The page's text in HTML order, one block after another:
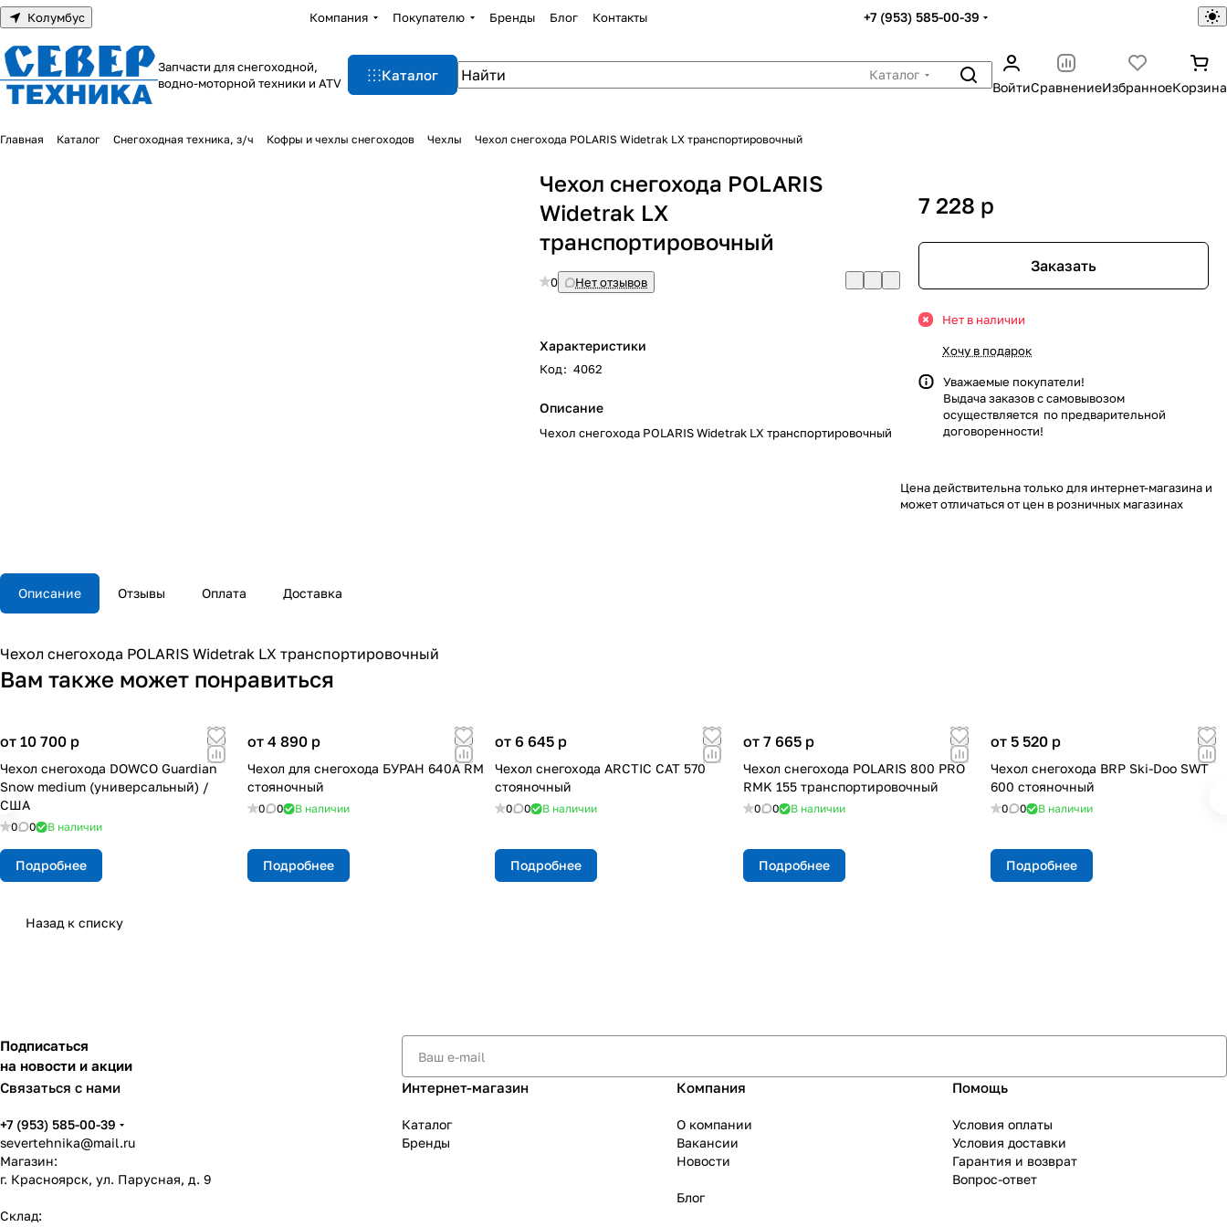
Колумбус Компания Покупателю Бренды Блог Контакты +7 (953) 585-00-39
Запчасти для снегоходной,
водно-моторной техники и ATV
Каталог
Каталог
ВойтиСравнениеИзбранноеКорзина
Главная Каталог Снегоходная техника, з/ч Кофры и чехлы снегоходов Чехлы Чехол снегохода POLARIS Widetrak LX транспортировочный
Чехол снегохода POLARIS
Widetrak LX
транспортировочный
0 Нет отзывов
Характеристики
Код: 4062
Описание
Чехол снегохода POLARIS Widetrak LX транспортировочный
7 228 p
Заказать
Нет в наличии
Хочу в подарок
Уважаемые покупатели!
Выдача заказов с самовывозом
осуществляется по предварительной
договоренности!
Цена действительна только для интернет-магазина и
может отличаться от цен в розничных магазинах
Описание Отзывы Оплата Доставка
Чехол снегохода POLARIS Widetrak LX транспортировочный
Вам также может понравиться
от 10 700 p
Чехол снегохода DOWCO Guardian
Snow medium (универсальный) /
США
0 0 В наличии
Подробнее
от 4 890 p
Чехол для снегохода БУРАН 640А RM
стояночный
0 0 В наличии
Подробнее
от 6 645 p
Чехол снегохода ARCTIC CAT 570
стояночный
0 0 В наличии
Подробнее
от 7 665 p
Чехол снегохода POLARIS 800 PRO
RMK 155 транспортировочный
0 0 В наличии
Подробнее
от 5 520 p
Чехол снегохода BRP Ski-Doo SWT
600 стояночный
0 0 В наличии
Подробнее
Назад к списку
Подписаться
на новости и акции
Связаться с нами
+7 (953) 585-00-39
severtehnika@mail.ru
Магазин:
г. Красноярск, ул. Парусная, д. 9
Склад:
Интернет-магазин
Каталог
Бренды
Компания
О компании
Вакансии
Новости
Блог
Помощь
Условия оплаты
Условия доставки
Гарантия и возврат
Вопрос-ответ